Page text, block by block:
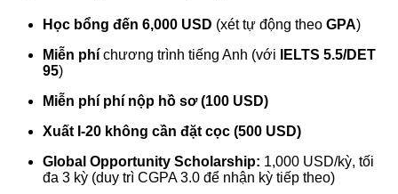
Học bổng đến 6,000 USD (xét tự động theo GPA)
Miễn phí chương trình tiếng Anh (với
IELTS 5.5/DET
95)
Miễn phí phí nộp hồ sơ (100 USD)
Xuất I-20 không cần đặt cọc (500 USD)
Global Opportunity Scholarship: 1,000 USD/kỳ, tối
đa 3 kỳ (duy trì CGPA 3.0 để nhận kỳ tiếp theo)